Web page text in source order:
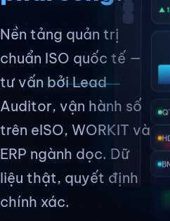
Tái cấu trúc toàn diện doanh
Truyền thông marketing
Về iSYSTEM
Về chúng tôi
Sứ mệnh chúng tôi
Nền tảng quản trị
chuẩn ISO quốc tế —
tư vấn bởi Lead
Auditor, vận hành số
trên eISO, WORKIT và
ERP ngành dọc. Dữ
liệu thật, quyết định
chính xác.
▲